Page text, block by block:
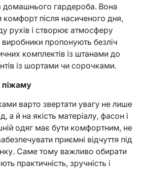
домашнього гардероба. Вона
комфорт після насиченого дня,
рухів і створює атмосферу
пропонують безліч
комплектів із штанами до
із шортами чи сорочками.
піжаму
варто звертати увагу не лише
а й на якість матеріалу, фасон і
одяг має бути комфортним, не
приємні відчуття під
Саме тому важливо обирати
практичність, зручність і